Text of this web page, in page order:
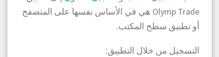
Olymp Trade هي في الأساس نفسها على المتصفح
أو تطبيق سطح المكتب.
التسجيل من خلال التطبيق: